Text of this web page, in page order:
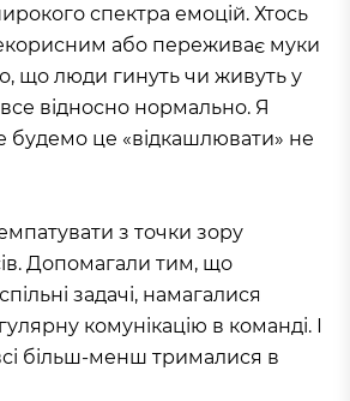
спектра емоцій. Хтось
або переживає муки
що люди гинуть чи живуть у
все відносно нормально. Я
будемо це «відкашлювати» не
з точки зору
Допомагали тим, що
задачі, намагалися
комунікацію в команді. І
більш-менш трималися в